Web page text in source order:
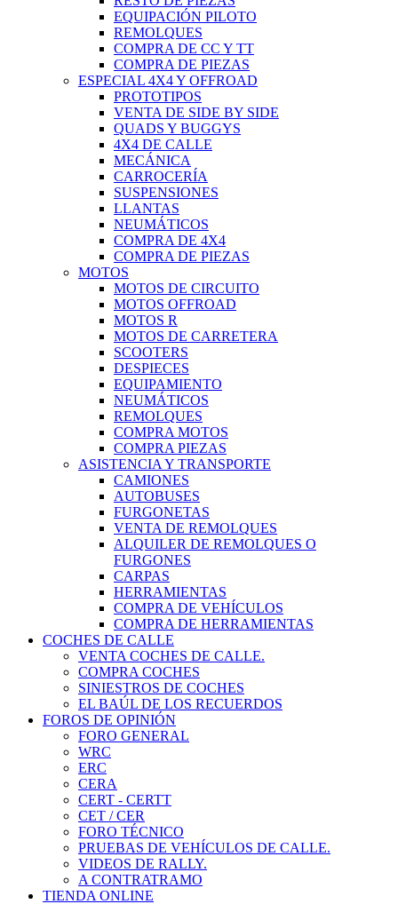
EQUIPACIÓN PILOTO
REMOLQUES
COMPRA DE CC Y TT
COMPRA DE PIEZAS
ESPECIAL 4X4 Y OFFROAD
PROTOTIPOS
VENTA DE SIDE BY SIDE
QUADS Y BUGGYS
4X4 DE CALLE
MECÁNICA
CARROCERÍA
SUSPENSIONES
LLANTAS
NEUMÁTICOS
COMPRA DE 4X4
COMPRA DE PIEZAS
MOTOS
MOTOS DE CIRCUITO
MOTOS OFFROAD
MOTOS R
MOTOS DE CARRETERA
SCOOTERS
DESPIECES
EQUIPAMIENTO
NEUMÁTICOS
REMOLQUES
COMPRA MOTOS
COMPRA PIEZAS
ASISTENCIA Y TRANSPORTE
CAMIONES
AUTOBUSES
FURGONETAS
VENTA DE REMOLQUES
ALQUILER DE REMOLQUES O
FURGONES
CARPAS
HERRAMIENTAS
COMPRA DE VEHÍCULOS
COMPRA DE HERRAMIENTAS
COCHES DE CALLE
VENTA COCHES DE CALLE.
COMPRA COCHES
SINIESTROS DE COCHES
EL BAÚL DE LOS RECUERDOS
FOROS DE OPINIÓN
FORO GENERAL
WRC
ERC
CERA
CERT - CERTT
CET / CER
FORO TÉCNICO
PRUEBAS DE VEHÍCULOS DE CALLE.
VIDEOS DE RALLY.
A CONTRATRAMO
TIENDA ONLINE